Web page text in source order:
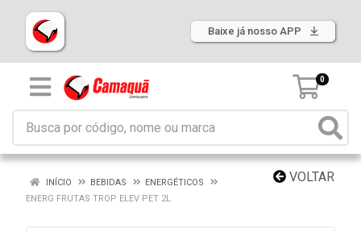
Baixe já nosso APP
0
VOLTAR
INÍCIO BEBIDAS
ENERGÉTICOS
ENERG FRUTAS TROP ELEV PET 2L